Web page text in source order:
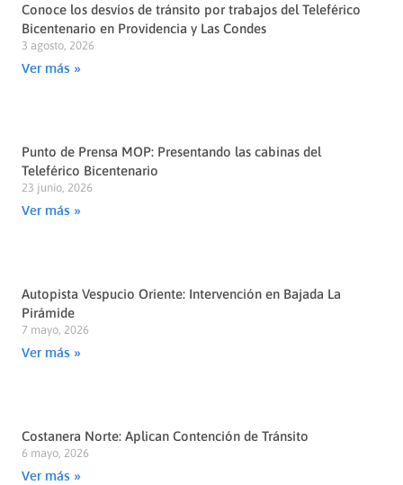
Conoce los desvíos de tránsito por trabajos del Teleférico
Bicentenario en Providencia y Las Condes
3 agosto, 2026
Ver más »
Punto de Prensa MOP: Presentando las cabinas del
Teleférico Bicentenario
23 junio, 2026
Ver más »
Autopista Vespucio Oriente: Intervención en Bajada La
Pirámide
7 mayo, 2026
Ver más »
Costanera Norte: Aplican Contención de Tránsito
6 mayo, 2026
Ver más »